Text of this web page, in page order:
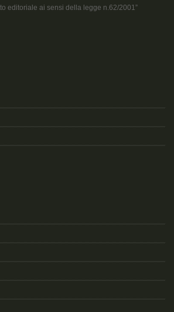
editoriale ai sensi della legge n.62/2001”